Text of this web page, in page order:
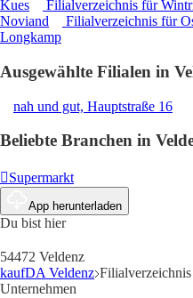
Kues
Filialverzeichnis für
Noviand
Filialverzeichnis für
Longkamp
Ausgewählte Filialen in
nah und gut, Hauptstraße 16
Beliebte Branchen in
Supermarkt
App herunterladen
Du bist hier
54472 Veldenz
kaufDA Veldenz
Unternehmen